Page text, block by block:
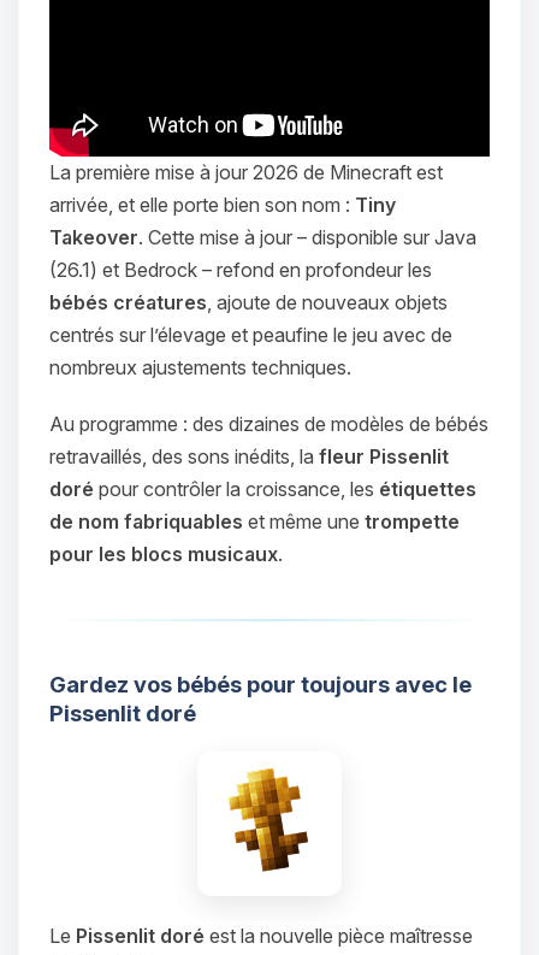
La première mise à jour 2026 de Minecraft est
arrivée, et elle porte bien son nom : Tiny
Takeover. Cette mise à jour – disponible sur Java
(26.1) et Bedrock – refond en profondeur les
bébés créatures, ajoute de nouveaux objets
centrés sur l’élevage et peaufine le jeu avec de
nombreux ajustements techniques.
Au programme : des dizaines de modèles de bébés
retravaillés, des sons inédits, la fleur Pissenlit
doré pour contrôler la croissance, les étiquettes
de nom fabriquables et même une trompette
pour les blocs musicaux.
Gardez vos bébés pour toujours avec le
Pissenlit doré
Le Pissenlit doré est la nouvelle pièce maîtresse